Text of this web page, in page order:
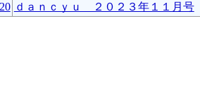
20 ｄａｎｃｙｕ ２０２３年１１月号